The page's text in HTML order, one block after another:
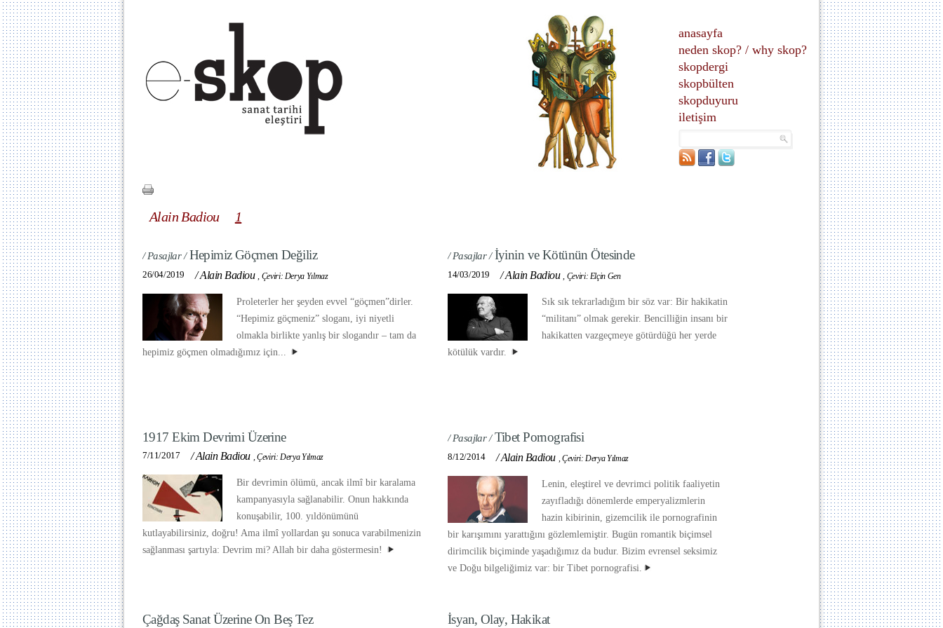
anasayfa
neden skop? / why skop?
skopdergi
skopbülten
skopduyuru
iletişim
Alain Badiou 1
/ Pasajlar /Hepimiz Göçmen Değiliz
26/04/2019 /Alain Badiou , Çeviri: Derya Yılmaz
Proleterler her şeyden evvel “göçmen”dirler.
“Hepimiz göçmeniz” sloganı, iyi niyetli
olmakla birlikte yanlış bir slogandır – tam da
hepimiz göçmen olmadığımız için...
/ Pasajlar /İyinin ve Kötünün Ötesinde
14/03/2019 /Alain Badiou , Çeviri: Elçin Gen
Sık sık tekrarladığım bir söz var: Bir hakikatin
“militanı” olmak gerekir. Bencilliğin insanı bir
hakikatten vazgeçmeye götürdüğü her yerde
kötülük vardır.
1917 Ekim Devrimi Üzerine
7/11/2017 /Alain Badiou ,Çeviri: Derya Yılmaz
Bir devrimin ölümü, ancak ilmî bir karalama
kampanyasıyla sağlanabilir. Onun hakkında
konuşabilir, 100. yıldönümünü
kutlayabilirsiniz, doğru! Ama ilmî yollardan şu sonuca varabilmenizin
sağlanması şartıyla: Devrim mi? Allah bir daha göstermesin!
/ Pasajlar /Tibet Pornografisi
8/12/2014 /Alain Badiou ,Çeviri: Derya Yılmaz
Lenin, eleştirel ve devrimci politik faaliyetin
zayıfladığı dönemlerde emperyalizmlerin
hazin kibirinin, gizemcilik ile pornografinin
bir karışımını yarattığını gözlemlemiştir. Bugün romantik biçimsel
dirimcilik biçiminde yaşadığımız da budur. Bizim evrensel seksimiz
ve Doğu bilgeliğimiz var: bir Tibet pornografisi.
Çağdaş Sanat Üzerine On Beş Tez İsyan, Olay, Hakikat